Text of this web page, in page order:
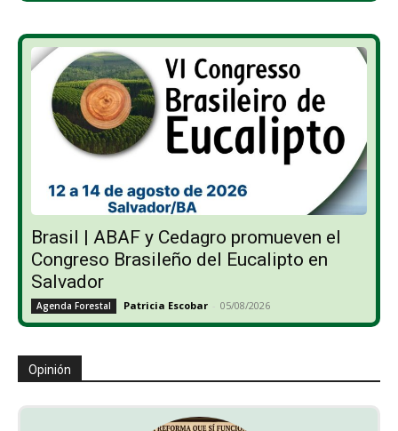
Brasil | ABAF y Cedagro promueven el
Congreso Brasileño del Eucalipto en
Salvador
Agenda Forestal Patricia Escobar - 05/08/2026
Opinión